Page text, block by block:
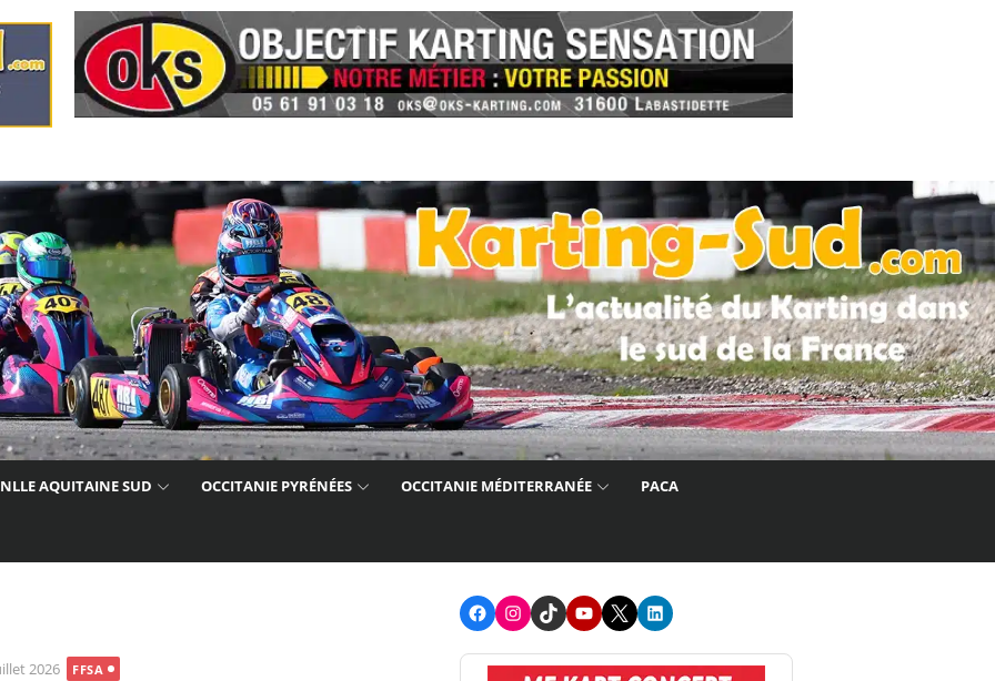
NLLE AQUITAINE SUD OCCITANIE PYRÉNÉES OCCITANIE MÉDITERRANÉE PACA
2026 FFSA
FacebookInstagram
TikTokYoutube
X LinkedIn